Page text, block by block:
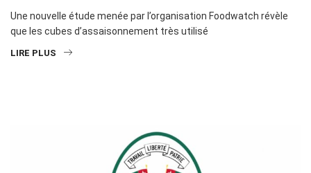
Une nouvelle étude menée par l’organisation Foodwatch révèle
que les cubes d’assaisonnement très utilisé
LIRE PLUS